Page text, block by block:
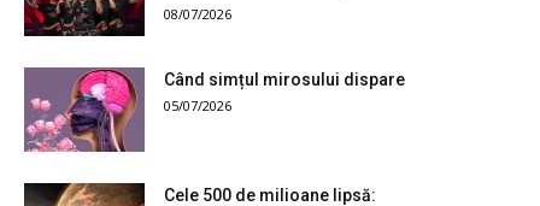
08/07/2026
Când simțul mirosului dispare
05/07/2026
Cele 500 de milioane lipsă: